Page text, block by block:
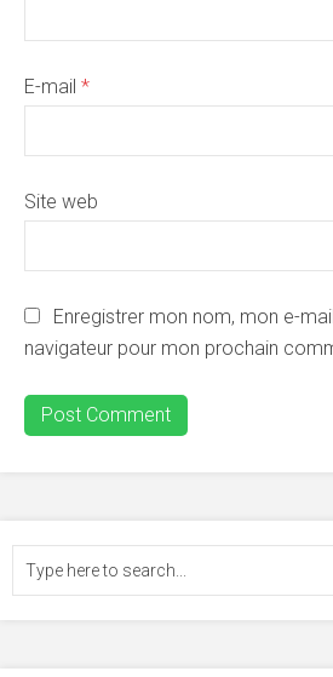
E-mail *
Site web
Enregistrer mon nom, mon e-
navigateur pour mon prochain